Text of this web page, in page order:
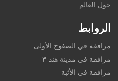
حول العالم
الروابط
مرافقة في الصفوح الأولى
مرافقة في مدينة هند ٣
مرافقة في الأثبة